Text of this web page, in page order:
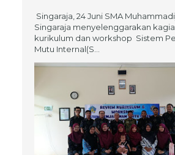
Singaraja, 24 Juni SMA
Singaraja menyelenggarakan
kurikulum dan workshop Sistem
Mutu Internal(S...